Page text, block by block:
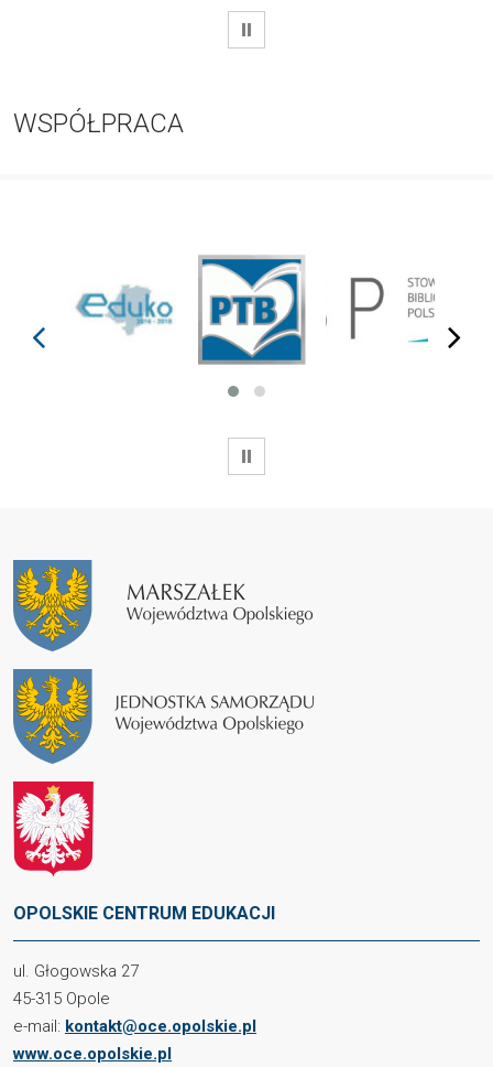
WSTRZYMAJ
WSPÓŁPRACA
prev next
WSTRZYMAJ
OPOLSKIE CENTRUM EDUKACJI
ul. Głogowska 27
45-315 Opole
e-mail: kontakt@oce.opolskie.pl
www.oce.opolskie.pl